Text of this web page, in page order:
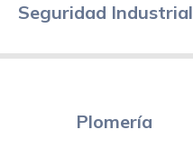
Seguridad Industrial
Plomería